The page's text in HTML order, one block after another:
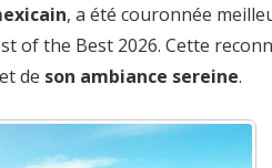
, a été couronnée
of the Best 2026. Cette
et de son ambiance sereine.